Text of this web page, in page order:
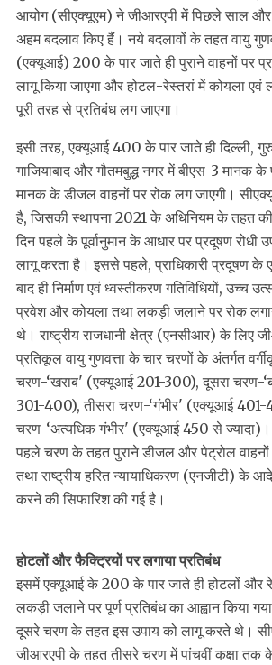
आयोग (सीएक्यूएम) ने जीआरएपी में पिछले साल
अहम बदलाव किए हैं। नये बदलावों के तहत वायु
(एक्यूआई) 200 के पार जाते ही पुराने वाहनों पर
लागू किया जाएगा और होटल-रेस्तरां में कोयला
पूरी तरह से प्रतिबंध लग जाएगा।
इसी तरह, एक्यूआई 400 के पार जाते ही दिल्ली,
गाजियाबाद और गौतमबुद्ध नगर में बीएस-3 मानक
मानक के डीजल वाहनों पर रोक लग जाएगी।
है, जिसकी स्थापना 2021 के अधिनियम के तहत
दिन पहले के पूर्वानुमान के आधार पर प्रदूषण रोधी
लागू करता है। इससे पहले, प्राधिकारी प्रदूषण
बाद ही निर्माण एवं ध्वस्तीकरण गतिविधियों, उच्च
प्रवेश और कोयला तथा लकड़ी जलाने पर रोक
थे। राष्ट्रीय राजधानी क्षेत्र (एनसीआर) के लिए
प्रतिकूल वायु गुणवत्ता के चार चरणों के अंतर्गत
चरण-‘खराब' (एक्यूआई 201-300), दूसरा चरण-
301-400), तीसरा चरण-‘गंभीर' (एक्यूआई
चरण-‘अत्यधिक गंभीर' (एक्यूआई 450 से ज्यादा)।
पहले चरण के तहत पुराने डीजल और पेट्रोल वाहनों
तथा राष्ट्रीय हरित न्यायाधिकरण (एनजीटी) के
करने की सिफारिश की गई है।
होटलों और फैक्ट्रियों पर लगाया प्रतिबंध
इसमें एक्यूआई के 200 के पार जाते ही होटलों और
लकड़ी जलाने पर पूर्ण प्रतिबंध का आह्वान किया
दूसरे चरण के तहत इस उपाय को लागू करते थे।
जीआरएपी के तहत तीसरे चरण में पांचवीं कक्षा तक